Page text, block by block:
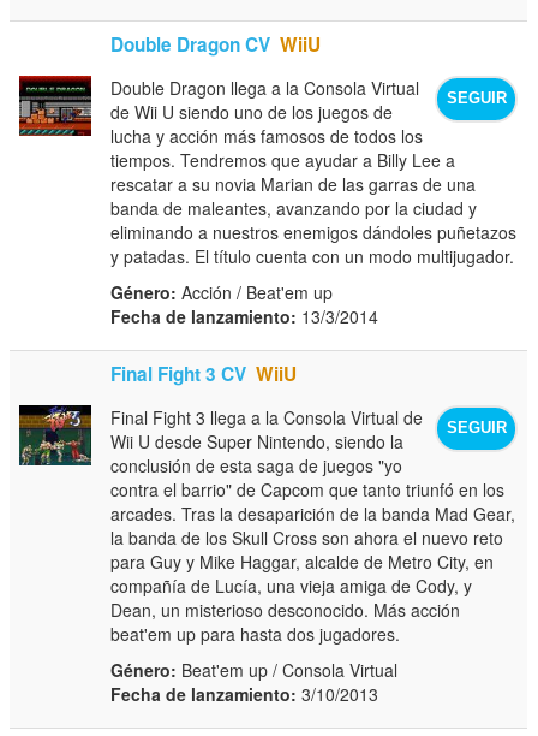
Double Dragon CV WiiU
SEGUIR
Double Dragon llega a la Consola Virtual
de Wii U siendo uno de los juegos de
lucha y acción más famosos de todos los
tiempos. Tendremos que ayudar a Billy Lee a
rescatar a su novia Marian de las garras de una
banda de maleantes, avanzando por la ciudad y
eliminando a nuestros enemigos dándoles puñetazos
y patadas. El título cuenta con un modo multijugador.
Género: Acción / Beat'em up
Fecha de lanzamiento: 13/3/2014
Final Fight 3 CV WiiU
SEGUIR
Final Fight 3 llega a la Consola Virtual de
Wii U desde Super Nintendo, siendo la
conclusión de esta saga de juegos "yo
contra el barrio" de Capcom que tanto triunfó en los
arcades. Tras la desaparición de la banda Mad Gear,
la banda de los Skull Cross son ahora el nuevo reto
para Guy y Mike Haggar, alcalde de Metro City, en
compañía de Lucía, una vieja amiga de Cody, y
Dean, un misterioso desconocido. Más acción
beat'em up para hasta dos jugadores.
Género: Beat'em up / Consola Virtual
Fecha de lanzamiento: 3/10/2013